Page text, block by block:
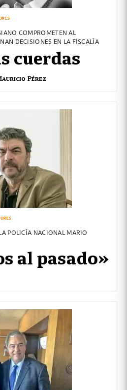
COMPROMETEN AL
DECISIONES EN LA FISCALÍA
cuerdas
Pérez
POLICÍA NACIONAL MARIO
al pasado»